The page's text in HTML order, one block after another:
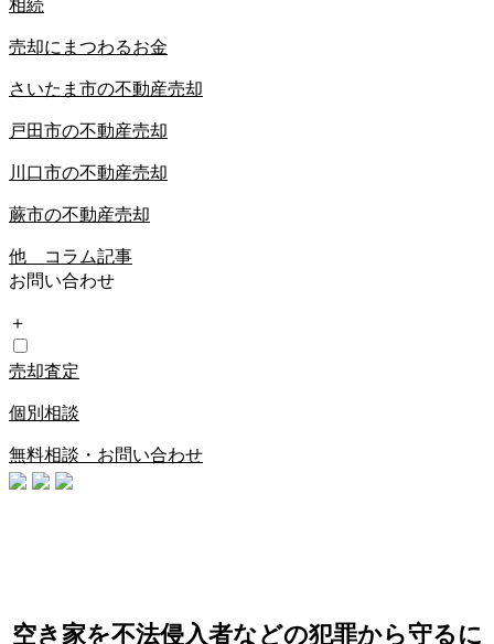
相続
売却にまつわるお金
さいたま市の不動産売却
戸田市の不動産売却
川口市の不動産売却
蕨市の不動産売却
他 コラム記事
お問い合わせ
＋
売却査定
個別相談
無料相談・お問い合わせ
空き家を不法侵入者などの犯罪から守るに